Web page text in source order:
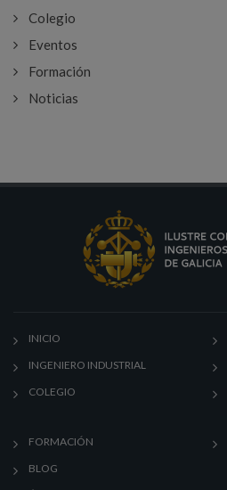
Colegio
Eventos
Formación
Noticias
INICIO
INGENIERO INDUSTRIAL
COLEGIO
FORMACIÓN
BLOG